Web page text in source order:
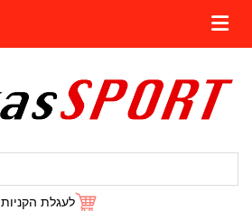
לעגלת הקניות